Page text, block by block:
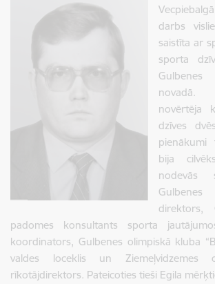
darbs
saistīta ar
sporta
novērtēja
dzīves
pienākumi
bija
nodevās
direktors,
padomes konsultants sporta
koordinators, Gulbenes olimpiskā kluba
valdes loceklis un Ziemeļvidzemes
rīkotājdirektors. Pateicoties tieši Egila